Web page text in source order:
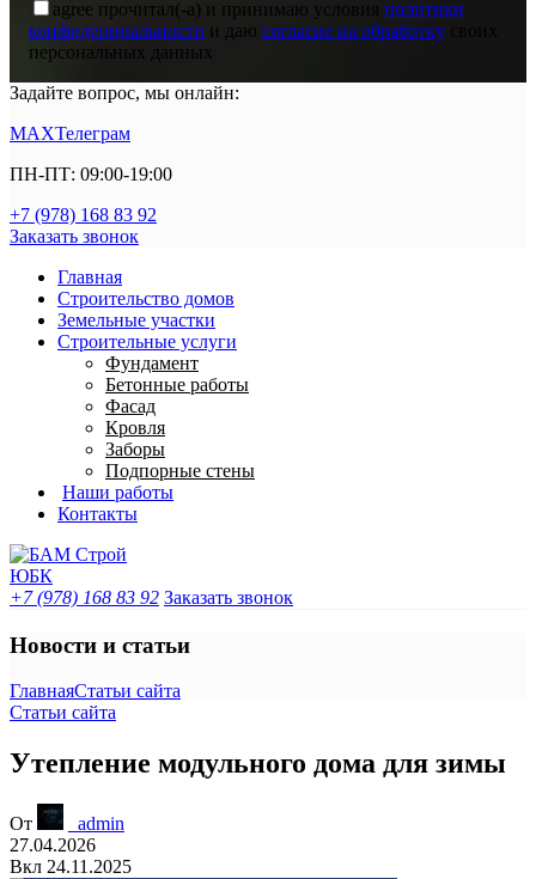
agree прочитал(-а) и принимаю условия политики
конфиденциальности и даю согласие на обработку
персональных данных
Задайте вопрос, мы онлайн:
MAXТелеграм
ПН-ПТ: 09:00-19:00
+7 (978) 168 83 92
Заказать звонок
Главная
Строительство домов
Земельные участки
Строительные услуги
Фундамент
Бетонные работы
Фасад
Кровля
Заборы
Подпорные стены
Наши работы
Контакты
+7 (978) 168 83 92 Заказать звонок
Новости и статьи
ГлавнаяСтатьи сайта
Статьи сайта
Утепление модульного дома для зимы
От
_admin
27.04.2026
Вкл 24.11.2025